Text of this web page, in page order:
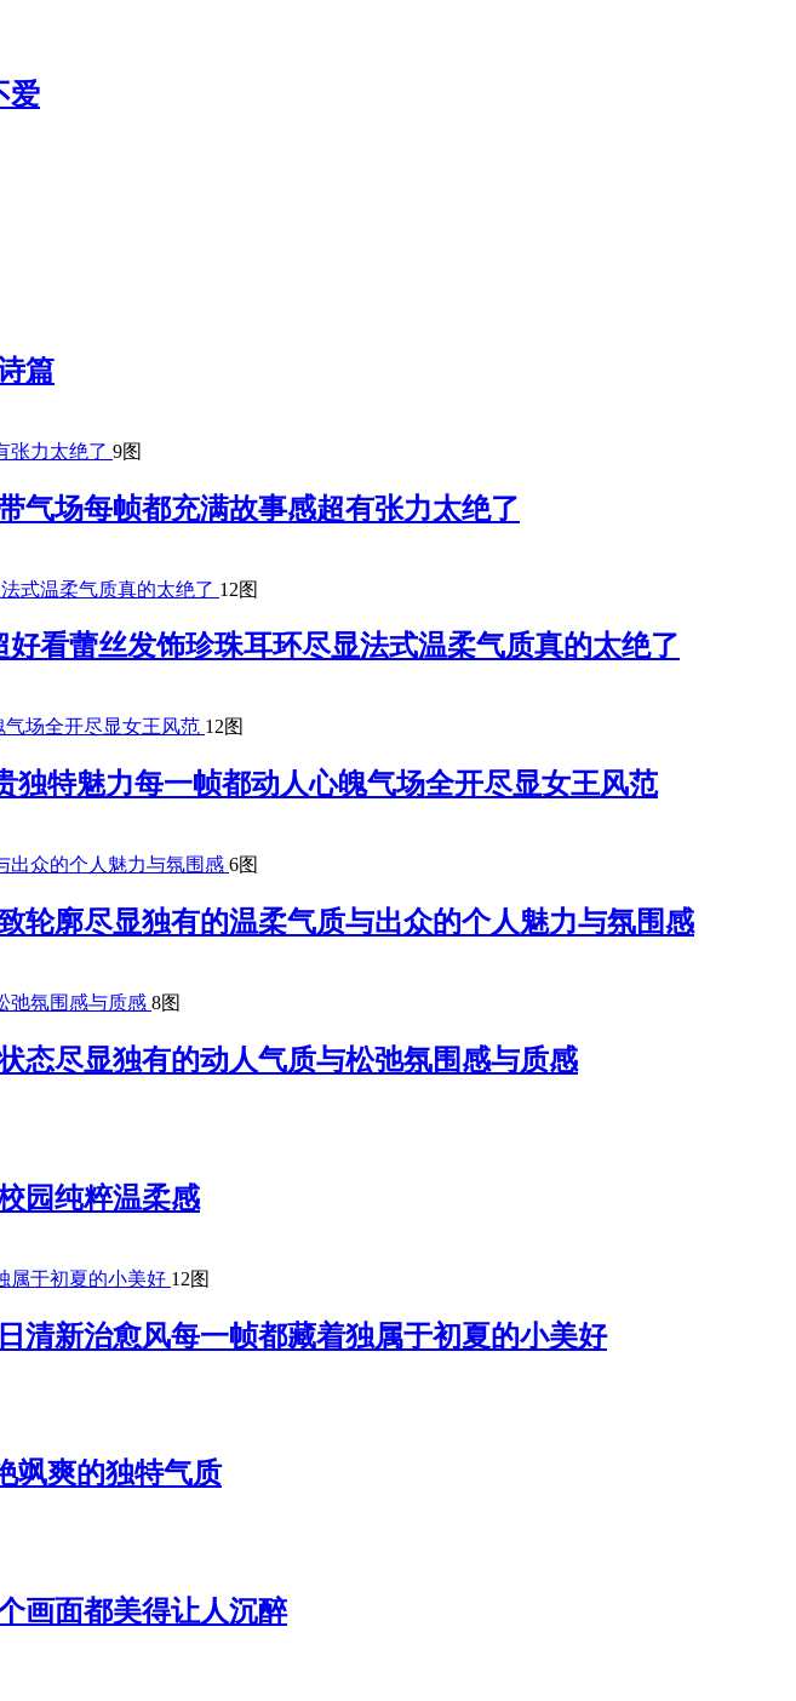
爱
篇
9图
气场每帧都充满故事感超有张力太绝了
12图
看蕾丝发饰珍珠耳环尽显法式温柔气质真的太绝了
12图
特魅力每一帧都动人心魄气场全开尽显女王风范
6图
轮廓尽显独有的温柔气质与出众的个人魅力与氛围感
8图
态尽显独有的动人气质与松弛氛围感与质感
园纯粹温柔感
12图
清新治愈风每一帧都藏着独属于初夏的小美好
飒爽的独特气质
画面都美得让人沉醉